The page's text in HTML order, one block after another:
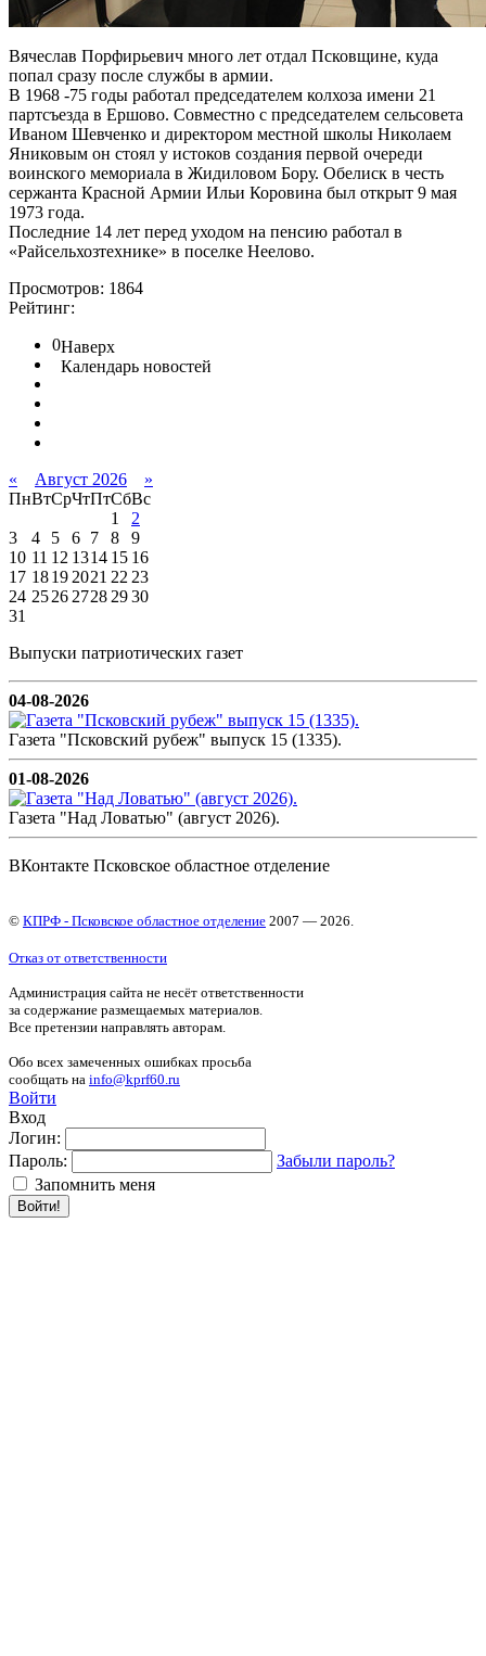
Вячеслав Порфирьевич много лет отдал Псковщине, куда
попал сразу после службы в армии.
В 1968 -75 годы работал председателем колхоза имени 21
партсъезда в Ершово. Совместно с председателем сельсовета
Иваном Шевченко и директором местной школы Николаем
Яниковым он стоял у истоков создания первой очереди
воинского мемориала в Жидиловом Бору. Обелиск в честь
сержанта Красной Армии Ильи Коровина был открыт 9 мая
1973 года.
Последние 14 лет перед уходом на пенсию работал в
«Райсельхозтехнике» в поселке Неелово.
Просмотров: 1864
Рейтинг:
0Наверх
Календарь новостей
« Август 2026
»
ПнВтСрЧтПтСбВс
1
2
3
4 5 6 7 8
9
10 11 12 1314 15 16
17 18192021 2223
24 252627282930
31
Выпуски патриотических газет
04-08-2026
Газета "Псковский рубеж" выпуск 15 (1335).
01-08-2026
Газета "Над Ловатью" (август 2026).
ВКонтакте Псковское областное отделение
© КПРФ - Псковское областное отделение 2007 — 2026.
Отказ от ответственности
Администрация сайта не несёт ответственности
за содержание размещаемых материалов.
Все претензии направлять авторам.
Обо всех замеченных ошибках просьба
сообщать на info@kprf60.ru
Войти
Вход
Логин:
Пароль:
Забыли пароль?
Запомнить меня